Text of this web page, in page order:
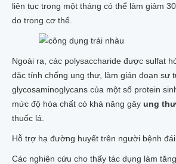
liên tục trong một tháng có thể làm giảm
do trong cơ thể.
Ngoài ra, các polysaccharide được sulfat
đặc tính chống ung thư, làm gián đoạn sự
glycosaminoglycans của một số protein
mức độ hóa chất có khả năng gây ung
thuốc lá.
Hỗ trợ hạ đường huyết trên người bệnh
Các nghiên cứu cho thấy tác dụng làm